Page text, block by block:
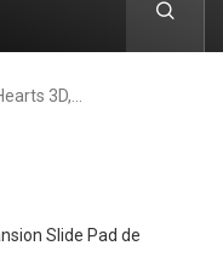
3D,…
Slide Pad de